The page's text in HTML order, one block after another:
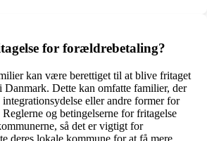
for forældrebetaling?
kan være berettiget til at blive fritaget
Dette kan omfatte familier, der
eller andre former for
og betingelserne for fritagelse
så det er vigtigt for